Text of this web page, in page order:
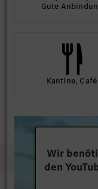
Gute
Kantine, Café
Wir
den